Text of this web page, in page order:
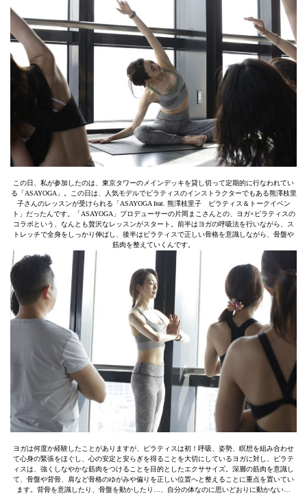
この日、私が参加したのは、東京タワーのメインデッキを貸し切って定期的に行なわれてい
る「ASAYOGA」。この日は、人気モデルでピラティスのインストラクターでもある熊澤枝里
子さんのレッスンが受けられる「ASAYOGA feat. 熊澤枝里子 ピラティス＆トークイベン
ト」だったんです。「ASAYOGA」プロデューサーの片岡まこさんとの、ヨガ×ピラティスの
コラボという、なんとも贅沢なレッスンがスタート。前半はヨガの呼吸法を行いながら、ス
トレッチで全身をしっかり伸ばし、後半はピラティスで正しい骨格を意識しながら、骨盤や
筋肉を整えていくんです。
ヨガは何度か経験したことがありますが、ピラティスは初！呼吸、姿勢、瞑想を組み合わせ
て心身の緊張をほぐし、心の安定と安らぎを得ることを大切にしているヨガに対し、ピラテ
ィスは、強くしなやかな筋肉をつけることを目的としたエクササイズ。深層の筋肉を意識し
て、骨盤や背骨、肩など骨格のゆがみや偏りを正しい位置へと整えることに重点を置いてい
ます。背骨を意識したり、骨盤を動かしたり…、自分の体なのに思いどおりに動かない…